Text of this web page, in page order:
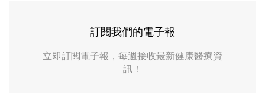
訂閱我們的電子報
立即訂閱電子報，每週接收最新健康醫療資
訊！